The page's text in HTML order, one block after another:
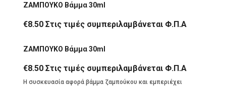
ΖΑΜΠΟΥΚΟ Βάμμα 30ml
€8.50 Στις τιμές συμπεριλαμβάνεται Φ.Π.Α
ΖΑΜΠΟΥΚΟ Βάμμα 30ml
€8.50 Στις τιμές συμπεριλαμβάνεται Φ.Π.Α
Η συσκευασία αφορά βάμμα ζαμπούκου και εμπεριέχει